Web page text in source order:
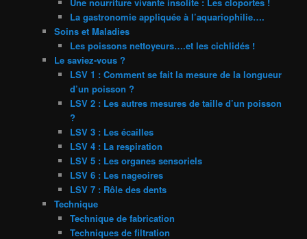
La gastronomie appliquée à l’aquariophilie….
Soins et Maladies
Les poissons nettoyeurs….et les cichlidés !
Le saviez-vous ?
LSV 1 : Comment se fait la mesure de la longueur
d’un poisson ?
LSV 2 : Les autres mesures de taille d’un poisson
?
LSV 3 : Les écailles
LSV 4 : La respiration
LSV 5 : Les organes sensoriels
LSV 6 : Les nageoires
LSV 7 : Rôle des dents
Technique
Technique de fabrication
Techniques de filtration